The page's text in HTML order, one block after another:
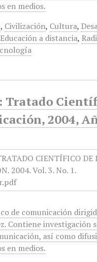
en medios.
, Civilización, Cultura,
Educación a distancia,
Tratado
2004,
de comunicación
Contiene investigación
así como
en medios.